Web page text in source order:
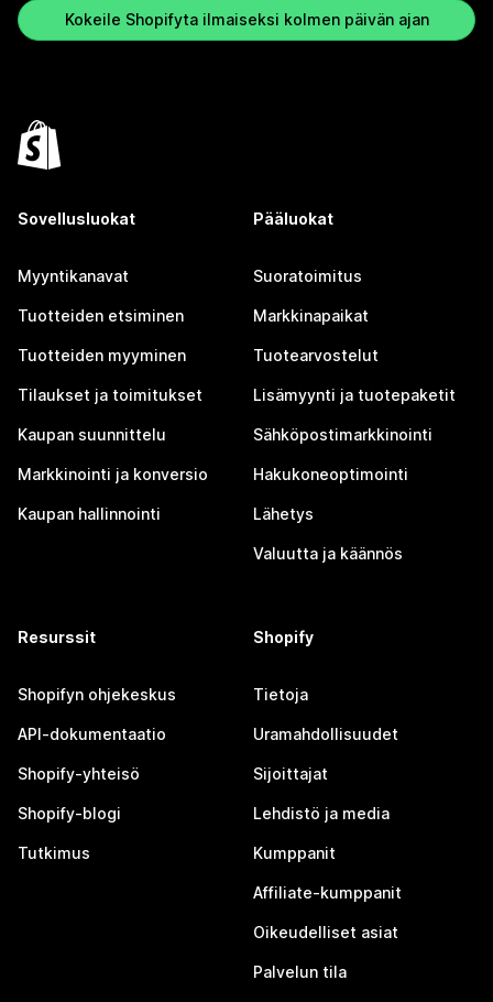
Kokeile Shopifyta ilmaiseksi kolmen päivän ajan
Sovellusluokat
Myyntikanavat
Tuotteiden etsiminen
Tuotteiden myyminen
Tilaukset ja toimitukset
Kaupan suunnittelu
Markkinointi ja konversio
Kaupan hallinnointi
Pääluokat
Suoratoimitus
Markkinapaikat
Tuotearvostelut
Lisämyynti ja tuotepaketit
Sähköpostimarkkinointi
Hakukoneoptimointi
Lähetys
Valuutta ja käännös
Resurssit
Shopifyn ohjekeskus
API-dokumentaatio
Shopify-yhteisö
Shopify-blogi
Tutkimus
Shopify
Tietoja
Uramahdollisuudet
Sijoittajat
Lehdistö ja media
Kumppanit
Affiliate-kumppanit
Oikeudelliset asiat
Palvelun tila